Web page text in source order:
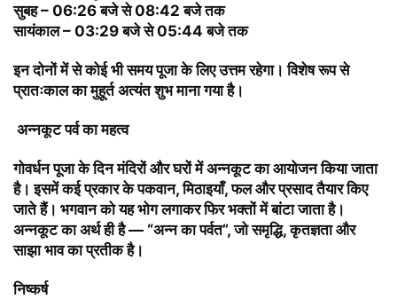
सुबह – 06:26 बजे से 08:42 बजे तक
सायंकाल – 03:29 बजे से 05:44 बजे तक
इन दोनों में से कोई भी समय पूजा के लिए उत्तम रहेगा। विशेष रूप से
प्रातःकाल का मुहूर्त अत्यंत शुभ माना गया है।
अन्नकूट पर्व का महत्व
गोवर्धन पूजा के दिन मंदिरों और घरों में अन्नकूट का आयोजन किया जाता
है। इसमें कई प्रकार के पकवान, मिठाइयाँ, फल और प्रसाद तैयार किए
जाते हैं। भगवान को यह भोग लगाकर फिर भक्तों में बांटा जाता है।
अन्नकूट का अर्थ ही है — “अन्न का पर्वत”,जो समृद्धि, कृतज्ञता और
साझा भाव का प्रतीक है।
निष्कर्ष